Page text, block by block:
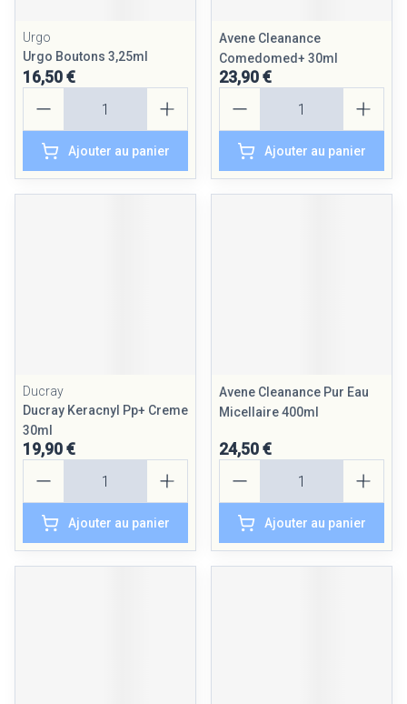
Urgo
Urgo Boutons 3,25ml
16,50 €
Ajouter au panier
Avene Cleanance
Comedomed+ 30ml
23,90 €
Ajouter au panier
Ducray
Ducray Keracnyl Pp+ Creme
30ml
19,90 €
Ajouter au panier
Avene Cleanance Pur Eau
Micellaire 400ml
24,50 €
Ajouter au panier